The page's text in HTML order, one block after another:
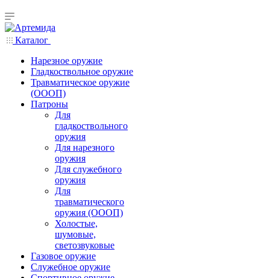
Каталог
Нарезное оружие
Гладкоствольное оружие
Травматическое оружие
(ОООП)
Патроны
Для
гладкоствольного
оружия
Для нарезного
оружия
Для служебного
оружия
Для
травматического
оружия (ОООП)
Холостые,
шумовые,
светозвуковые
Газовое оружие
Служебное оружие